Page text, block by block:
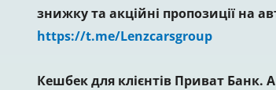
знижку та акційні пропозиції на
https://t.me/Lenzcarsgroup
Кешбек для клієнтів Приват Банк.